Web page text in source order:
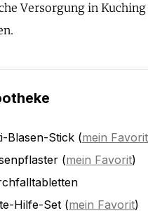
Versorgung in Kuching
Blasen-Stick (mein Favorit
(mein Favorit)
Hilfe-Set (mein Favorit)